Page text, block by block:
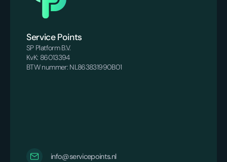
Service Points
SP Platform B.V.
KvK: 86013394
BTW nummer: NL863831990B01
info@servicepoints.nl